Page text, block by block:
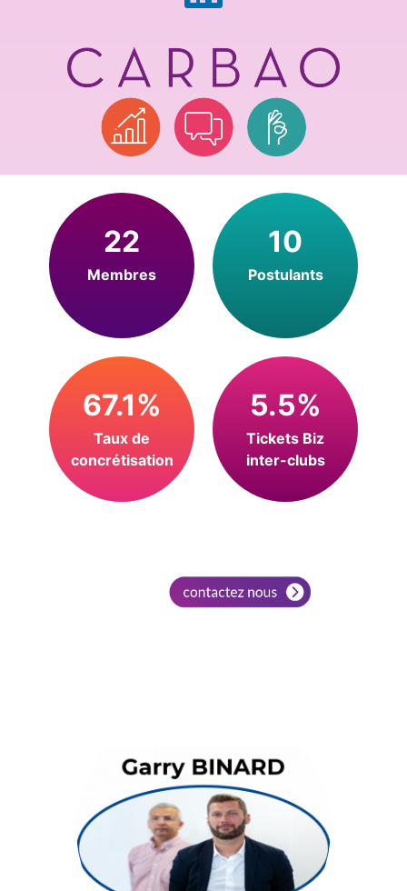
22
Membres
10
Postulants
67.1%
Taux de
concrétisation
5.5%
Tickets Biz
inter-clubs